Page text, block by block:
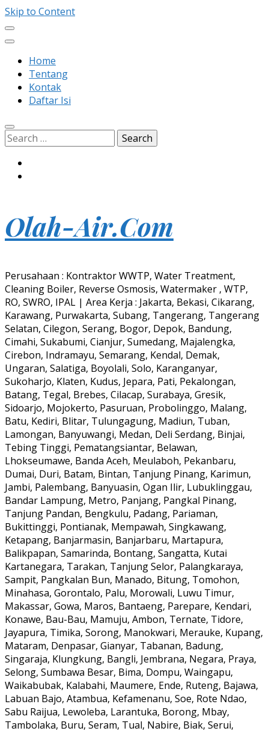
Skip to Content
Home
Tentang
Kontak
Daftar Isi
Search
for:
Olah-Air.Com
Perusahaan : Kontraktor WWTP, Water Treatment,
Cleaning Boiler, Reverse Osmosis, Watermaker , WTP,
RO, SWRO, IPAL | Area Kerja : Jakarta, Bekasi, Cikarang,
Karawang, Purwakarta, Subang, Tangerang, Tangerang
Selatan, Cilegon, Serang, Bogor, Depok, Bandung,
Cimahi, Sukabumi, Cianjur, Sumedang, Majalengka,
Cirebon, Indramayu, Semarang, Kendal, Demak,
Ungaran, Salatiga, Boyolali, Solo, Karanganyar,
Sukoharjo, Klaten, Kudus, Jepara, Pati, Pekalongan,
Batang, Tegal, Brebes, Cilacap, Surabaya, Gresik,
Sidoarjo, Mojokerto, Pasuruan, Probolinggo, Malang,
Batu, Kediri, Blitar, Tulungagung, Madiun, Tuban,
Lamongan, Banyuwangi, Medan, Deli Serdang, Binjai,
Tebing Tinggi, Pematangsiantar, Belawan,
Lhokseumawe, Banda Aceh, Meulaboh, Pekanbaru,
Dumai, Duri, Batam, Bintan, Tanjung Pinang, Karimun,
Jambi, Palembang, Banyuasin, Ogan Ilir, Lubuklinggau,
Bandar Lampung, Metro, Panjang, Pangkal Pinang,
Tanjung Pandan, Bengkulu, Padang, Pariaman,
Bukittinggi, Pontianak, Mempawah, Singkawang,
Ketapang, Banjarmasin, Banjarbaru, Martapura,
Balikpapan, Samarinda, Bontang, Sangatta, Kutai
Kartanegara, Tarakan, Tanjung Selor, Palangkaraya,
Sampit, Pangkalan Bun, Manado, Bitung, Tomohon,
Minahasa, Gorontalo, Palu, Morowali, Luwu Timur,
Makassar, Gowa, Maros, Bantaeng, Parepare, Kendari,
Konawe, Bau-Bau, Mamuju, Ambon, Ternate, Tidore,
Jayapura, Timika, Sorong, Manokwari, Merauke, Kupang,
Mataram, Denpasar, Gianyar, Tabanan, Badung,
Singaraja, Klungkung, Bangli, Jembrana, Negara, Praya,
Selong, Sumbawa Besar, Bima, Dompu, Waingapu,
Waikabubak, Kalabahi, Maumere, Ende, Ruteng, Bajawa,
Labuan Bajo, Atambua, Kefamenanu, Soe, Rote Ndao,
Sabu Raijua, Lewoleba, Larantuka, Borong, Mbay,
Tambolaka, Buru, Seram, Tual, Nabire, Biak, Serui,